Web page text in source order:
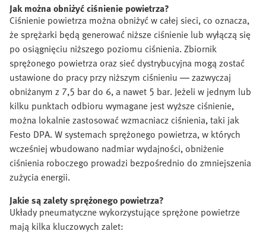
Jak można obniżyć ciśnienie powietrza?
Ciśnienie powietrza można obniżyć w całej sieci, co oznacza,
że sprężarki będą generować niższe ciśnienie lub wyłączą się
po osiągnięciu niższego poziomu ciśnienia. Zbiornik
sprężonego powietrza oraz sieć dystrybucyjna mogą zostać
ustawione do pracy przy niższym ciśnieniu — zazwyczaj
obniżanym z 7,5 bar do 6, a nawet 5 bar. Jeżeli w jednym lub
kilku punktach odbioru wymagane jest wyższe ciśnienie,
można lokalnie zastosować wzmacniacz ciśnienia, taki jak
Festo DPA. W systemach sprężonego powietrza, w których
wcześniej wbudowano nadmiar wydajności, obniżenie
ciśnienia roboczego prowadzi bezpośrednio do zmniejszenia
zużycia energii.
Jakie są zalety sprężonego powietrza?
Układy pneumatyczne wykorzystujące sprężone powietrze
mają kilka kluczowych zalet: